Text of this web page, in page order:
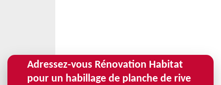
Adressez-vous Rénovation Habitat
pour un habillage de planche de rive